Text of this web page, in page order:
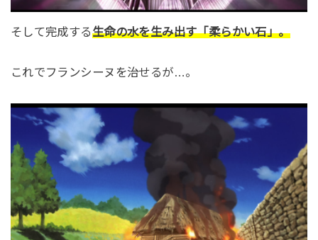
そして完成する生命の水を生み出す「柔らかい石」。
これでフランシーヌを治せるが…。